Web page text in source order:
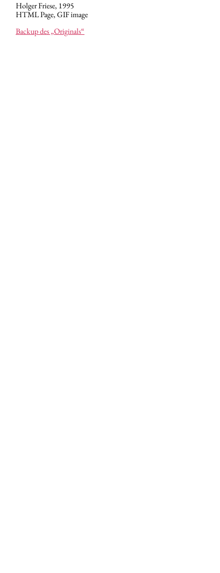
Holger Friese, 1995
HTML Page, GIF image
Backup des „Originals“